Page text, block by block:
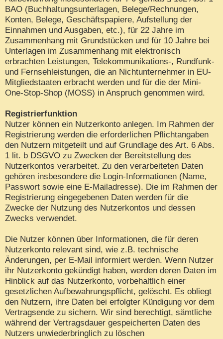
BAO (Buchhaltungsunterlagen, Belege/Rechnungen,
Konten, Belege, Geschäftspapiere, Aufstellung der
Einnahmen und Ausgaben, etc.), für 22 Jahre im
Zusammenhang mit Grundstücken und für 10 Jahre bei
Unterlagen im Zusammenhang mit elektronisch
erbrachten Leistungen, Telekommunikations-, Rundfunk-
und Fernsehleistungen, die an Nichtunternehmer in EU-
Mitgliedstaaten erbracht werden und für die der Mini-
One-Stop-Shop (MOSS) in Anspruch genommen wird.
Registrierfunktion
Nutzer können ein Nutzerkonto anlegen. Im Rahmen der
Registrierung werden die erforderlichen Pflichtangaben
den Nutzern mitgeteilt und auf Grundlage des Art. 6 Abs.
1 lit. b DSGVO zu Zwecken der Bereitstellung des
Nutzerkontos verarbeitet. Zu den verarbeiteten Daten
gehören insbesondere die Login-Informationen (Name,
Passwort sowie eine E-Mailadresse). Die im Rahmen der
Registrierung eingegebenen Daten werden für die
Zwecke der Nutzung des Nutzerkontos und dessen
Zwecks verwendet.
Die Nutzer können über Informationen, die für deren
Nutzerkonto relevant sind, wie z.B. technische
Änderungen, per E-Mail informiert werden. Wenn Nutzer
ihr Nutzerkonto gekündigt haben, werden deren Daten im
Hinblick auf das Nutzerkonto, vorbehaltlich einer
gesetzlichen Aufbewahrungspflicht, gelöscht. Es obliegt
den Nutzern, ihre Daten bei erfolgter Kündigung vor dem
Vertragsende zu sichern. Wir sind berechtigt, sämtliche
während der Vertragsdauer gespeicherten Daten des
Nutzers unwiederbringlich zu löschen